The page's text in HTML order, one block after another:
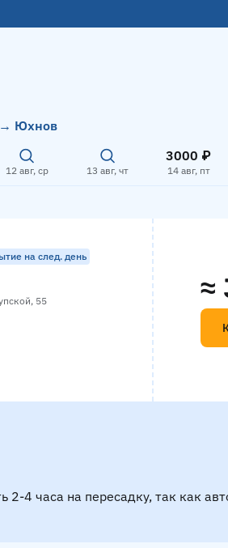
→ Юхнов
12 авг, ср 13 авг, чт
3000 ₽
14 авг, пт
на след. день
55 ≈
4 часа на пересадку, так как